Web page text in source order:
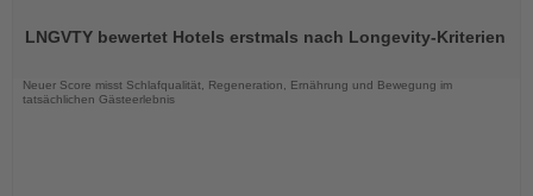
dieLNGVTY bewertet Hotels erstmals nach Longevity-Kriterien
Neuer Score misst Schlafqualität, Regeneration, Ernährung und Bewegung im
tatsächlichen Gästeerlebnis